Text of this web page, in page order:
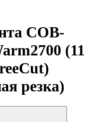
COB-
(11
резка)